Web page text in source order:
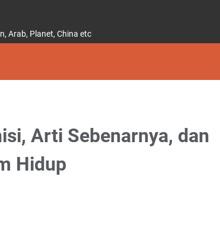
Arab, Planet, China etc
Arti Sebenarnya, dan
Hidup